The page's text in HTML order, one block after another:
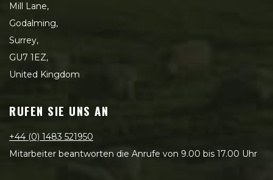
Mill Lane,
Godalming,
Surrey,
GU7 1EZ,
United Kingdom
RUFEN SIE UNS AN
+44 (0) 1483 521950
Mitarbeiter beantworten die Anrufe von 9.00 bis 17.00 Uhr